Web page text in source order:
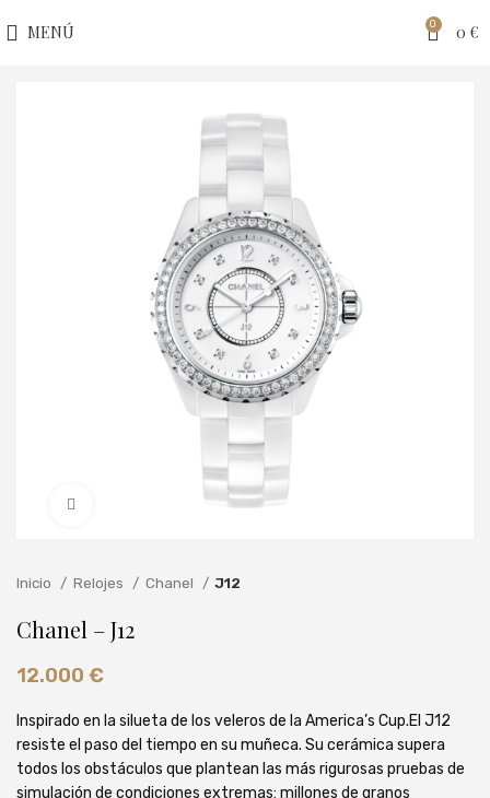
MENÚ 0 0 €
Clic para ampliar
Inicio Relojes Chanel J12
Chanel – J12
12.000 €
Inspirado en la silueta de los veleros de la America’s Cup.El J12
resiste el paso del tiempo en su muñeca. Su cerámica supera
todos los obstáculos que plantean las más rigurosas pruebas de
simulación de condiciones extremas: millones de granos